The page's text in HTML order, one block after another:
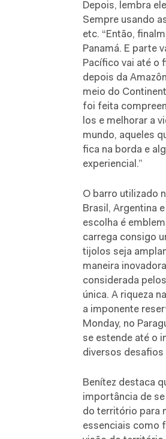
Depois, lembra
Sempre usando
etc. “Então,
Panamá. E parte
Pacífico vai até o
depois da
meio do
foi feita
los e melhorar a
mundo, aqueles
fica na borda e
experiencial.”
O barro utilizado
Brasil, Argentina
escolha é
carrega consigo
tijolos seja
maneira
considerada
única. A riqueza
a imponente
Monday, no
se estende até o
diversos desafios
Benítez destaca
importância de
do território para
essenciais como